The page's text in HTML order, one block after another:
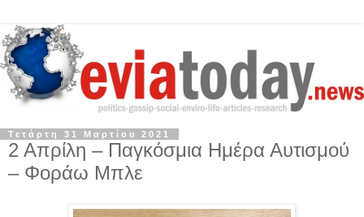
Τετάρτη 31 Μαρτίου 2021
2 Απρίλη – Παγκόσμια Ημέρα Αυτισμού
– Φοράω Μπλε